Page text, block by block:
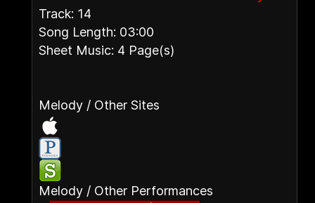
Track: 14
Song Length: 03:00
Sheet Music: 4 Page(s)
Melody / Other Sites
Melody / Other Performances